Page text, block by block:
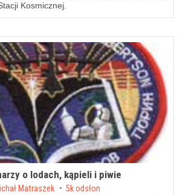
Kosmicznej.
o lodach, kąpieli i piwie
Matraszek 5k odsłon